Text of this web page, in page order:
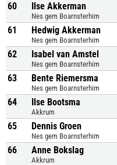
60 Ilse Akkerman
Nes gem Boarnsterhim
61 Hedwig Akkerman
Nes gem Boarnsterhim
62 Isabel van Amstel
Nes gem Boarnsterhim
63 Bente Riemersma
Nes gem Boarnsterhim
64 Ilse Bootsma
Akkrum
65 Dennis Groen
Nes gem Boarnsterhim
66 Anne Bokslag
Akkrum